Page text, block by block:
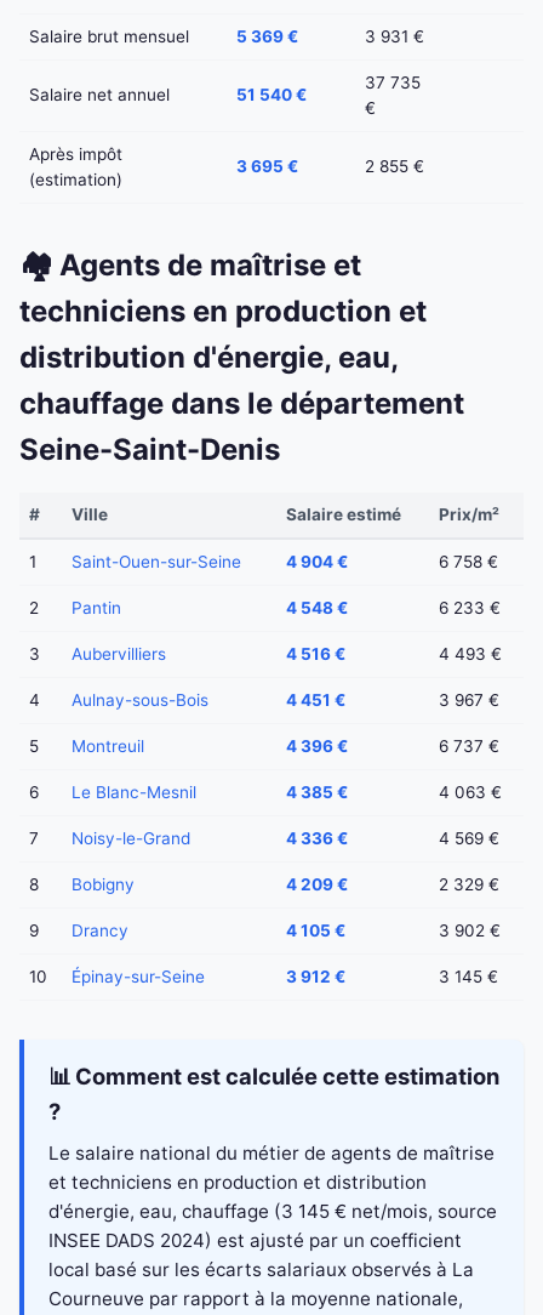
Salaire brut mensuel 5 369 € 3 931 €
Salaire net annuel 51 540 €
37 735
€
Après impôt
(estimation)
3 695 € 2 855 €
🏘️ Agents de maîtrise et
techniciens en production et
distribution d'énergie, eau,
chauffage dans le département
Seine-Saint-Denis
# Ville Salaire estimé Prix/m²
1 Saint-Ouen-sur-Seine 4 904 € 6 758 €
2 Pantin 4 548 € 6 233 €
3 Aubervilliers 4 516 € 4 493 €
4 Aulnay-sous-Bois 4 451 € 3 967 €
5 Montreuil 4 396 € 6 737 €
6 Le Blanc-Mesnil 4 385 € 4 063 €
7 Noisy-le-Grand 4 336 € 4 569 €
8 Bobigny 4 209 € 2 329 €
9 Drancy 4 105 € 3 902 €
10 Épinay-sur-Seine 3 912 € 3 145 €
📊 Comment est calculée cette estimation
?
Le salaire national du métier de agents de maîtrise
et techniciens en production et distribution
d'énergie, eau, chauffage (3 145 € net/mois, source
INSEE DADS 2024) est ajusté par un coefficient
local basé sur les écarts salariaux observés à La
Courneuve par rapport à la moyenne nationale,